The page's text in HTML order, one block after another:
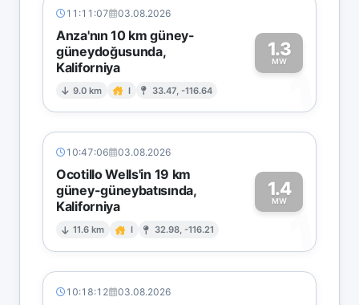
11:11:07 03.08.2026
Anza'nın 10 km güney-
güneydoğusunda,
Kaliforniya
9.0 km I 33.47, -116.64
1.3
MW
1
10:47:06 03.08.2026
Ocotillo Wells'in 19 km
güney-güneybatısında,
Kaliforniya
11.6 km I 32.98, -116.21
1.4
MW
1
10:18:12 03.08.2026